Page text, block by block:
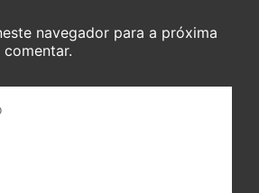
navegador para a próxima